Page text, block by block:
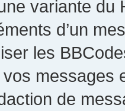
variante du
d’un
les
messages
de